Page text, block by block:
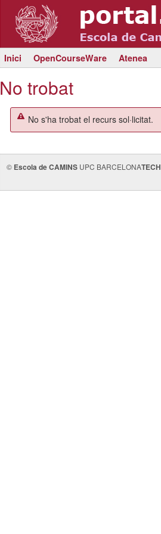
Inici OpenCourseWare Atenea
No trobat
No s'ha trobat el recurs sol·licitat.
© Escola de CAMINS UPC BARCELONATECH